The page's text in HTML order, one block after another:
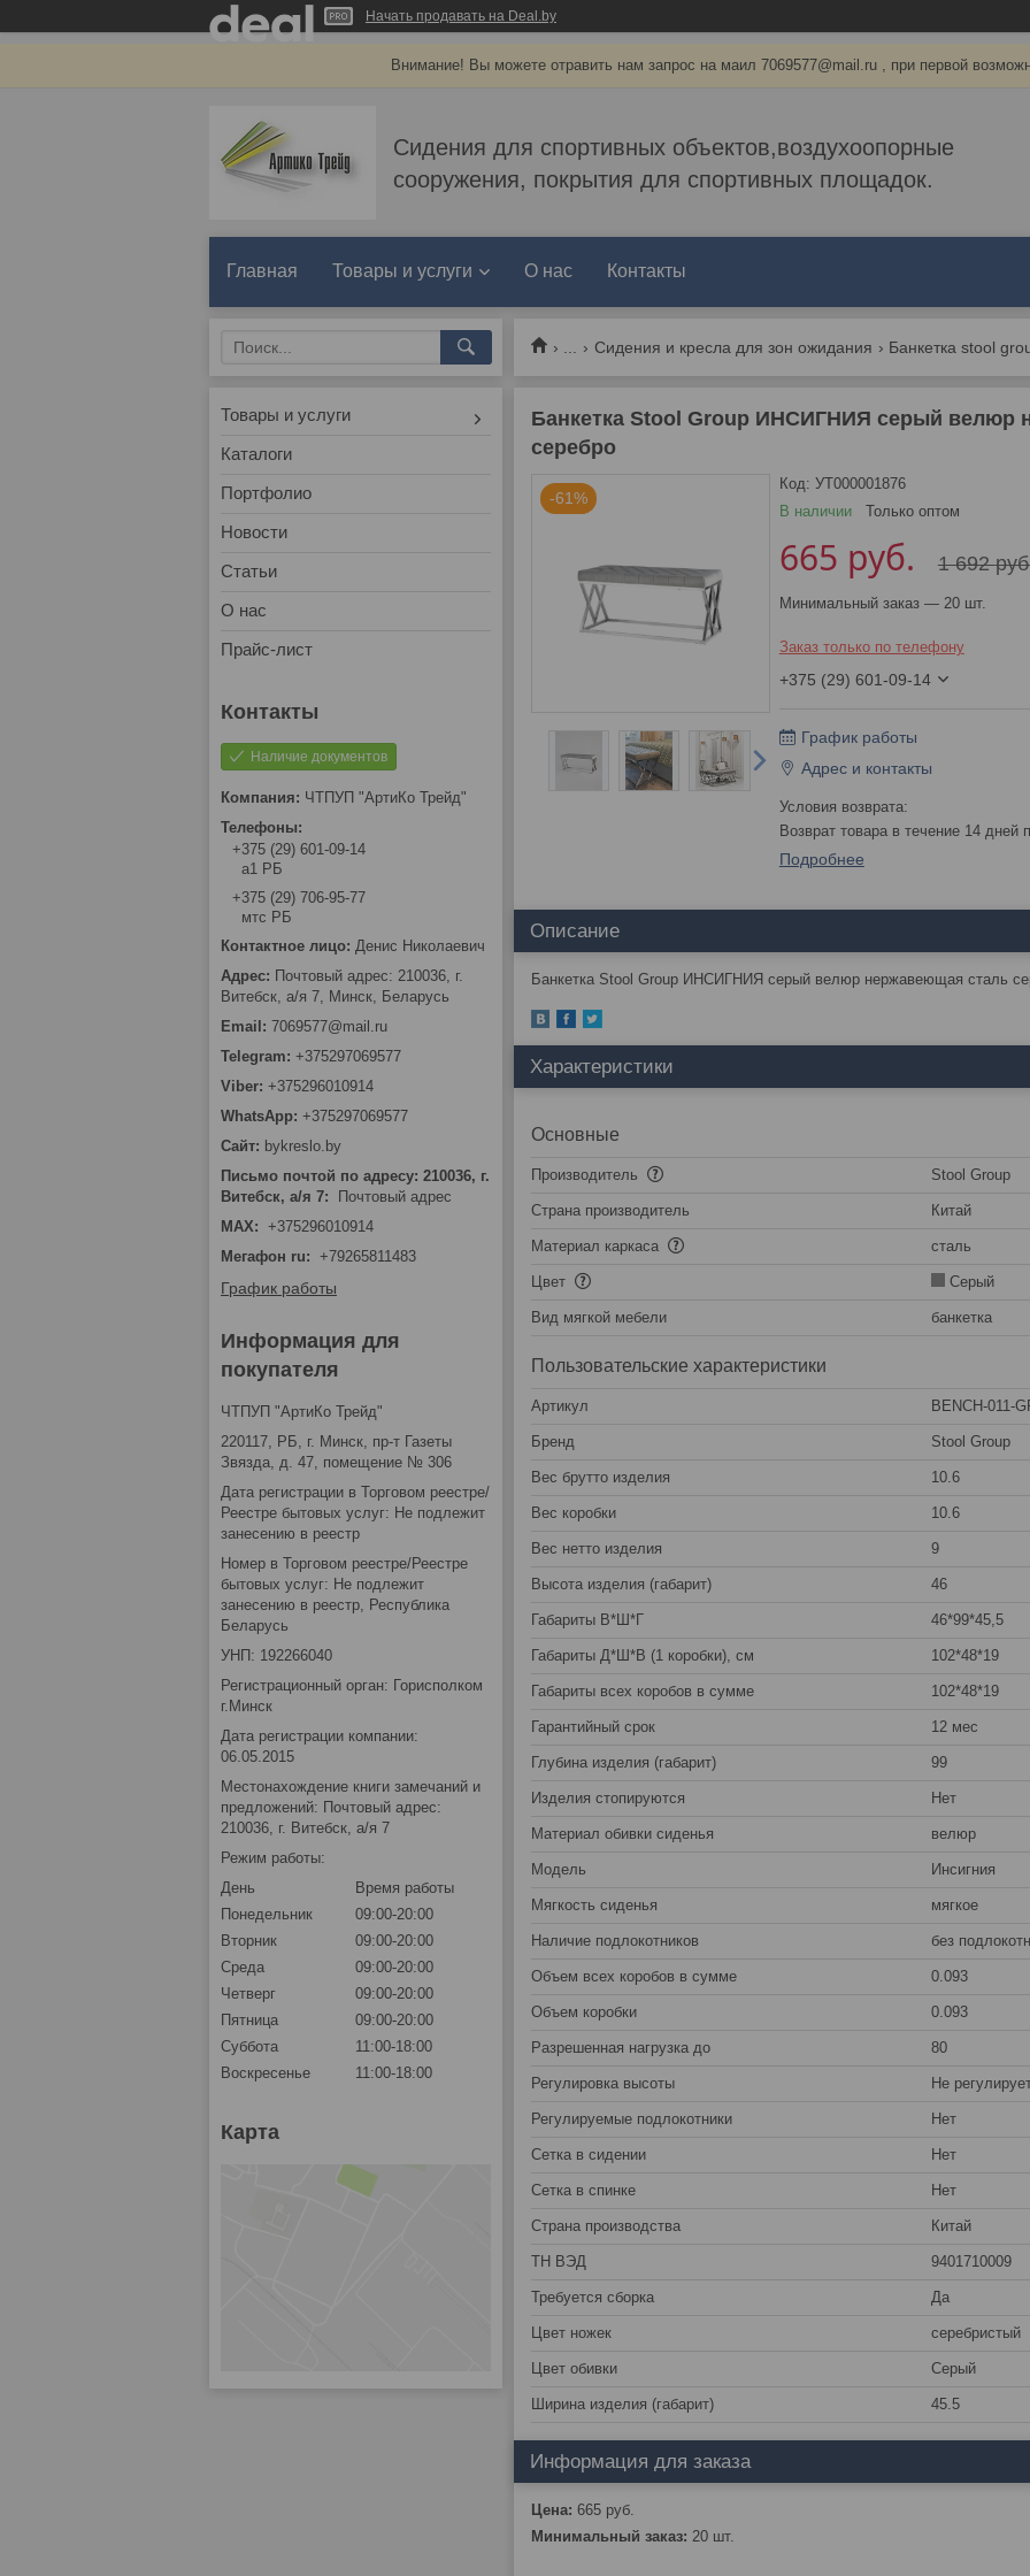
Начать продавать на Deal.by
Внимание! Вы можете отравить нам запрос на маил 7069577@mail.ru , при первой
Сидения для спортивных объектов,воздухоопорные
сооружения, покрытия для спортивных площадок.
Главная Товары и услуги О нас Контакты
Сидения и кресла для зон ожидания
Банкетка Stool Group ИНСИГНИЯ серый велюр
серебро
-61%
В наличии Только оптом
Код: УТ000001876
1 692
665 руб.
Минимальный заказ — 20 шт.
Заказ только по телефону
+375 (29) 601-09-14
График работы
Адрес и контакты
возврат товара в течение 14 дней
Подробнее
Описание
Банкетка Stool Group ИНСИГНИЯ серый велюр нержавеющая сталь
Характеристики
Основные
Производитель Stool Group
Страна производитель Китай
Материал каркаса сталь
Цвет Серый
Вид мягкой мебели банкетка
Пользовательские характеристики
Артикул BENCH-011-
Бренд Stool Group
Вес брутто изделия 10.6
Вес коробки 10.6
Вес нетто изделия 9
Высота изделия (габарит) 46
Габариты В*Ш*Г 46*99*45,5
Габариты Д*Ш*В (1 коробки), см 102*48*19
Габариты всех коробов в сумме 102*48*19
Гарантийный срок 12 мес
Глубина изделия (габарит) 99
Изделия стопируются Нет
Материал обивки сиденья велюр
Модель Инсигния
Мягкость сиденья мягкое
Наличие подлокотников без
Объем всех коробов в сумме 0.093
Объем коробки 0.093
Разрешенная нагрузка до 80
Регулировка высоты Не
Регулируемые подлокотники Нет
Сетка в сидении Нет
Сетка в спинке Нет
Страна производства Китай
ТН ВЭД 9401710009
Требуется сборка Да
Цвет ножек серебристый
Цвет обивки Серый
Ширина изделия (габарит) 45.5
Информация для заказа
Цена: 665 руб.
Минимальный заказ: 20 шт.
Товары и услуги
Каталоги
Портфолио
Новости
Статьи
О нас
Прайс-лист
Наличие документов
ЧТПУП "АртиКо Трейд"
+375 (29) 601-09-14
а1 РБ
+375 (29) 706-95-77
мтс РБ
Денис Николаевич
Почтовый адрес: 210036, г.
Витебск, а/я 7, Минск, Беларусь
7069577@mail.ru
+375297069577
+375296010914
+375297069577
bykreslo.by
Письмо почтой по адресу: 210036, г.
Витебск, а/я 7
Почтовый адрес
MAX
+375296010914
Мегафон ru
+79265811483
График работы
Информация для
покупателя
ЧТПУП "АртиКо Трейд"
220117, РБ, г. Минск, пр-т Газеты
Звязда, д. 47, помещение № 306
Дата регистрации в Торговом реестре/
Реестре бытовых услуг: Не подлежит
занесению в реестр
Номер в Торговом реестре/Реестре
бытовых услуг: Не подлежит
занесению в реестр, Республика
Беларусь
УНП: 192266040
Регистрационный орган: Горисполком
г.Минск
Дата регистрации компании:
06.05.2015
Местонахождение книги замечаний и
предложений: Почтовый адрес:
210036, г. Витебск, а/я 7
Режим работы:
День
Время работы
Понедельник
09:00-20:00
Вторник
09:00-20:00
Среда
09:00-20:00
Четверг
09:00-20:00
Пятница
09:00-20:00
Суббота
11:00-18:00
Воскресенье
11:00-18:00
Карта